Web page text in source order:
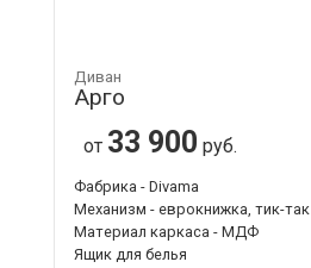
Диван
Арго
от 33 900 руб.
Фабрика - Divama
Механизм - еврокнижка, тик-так
Материал каркаса - МДФ
Ящик для белья